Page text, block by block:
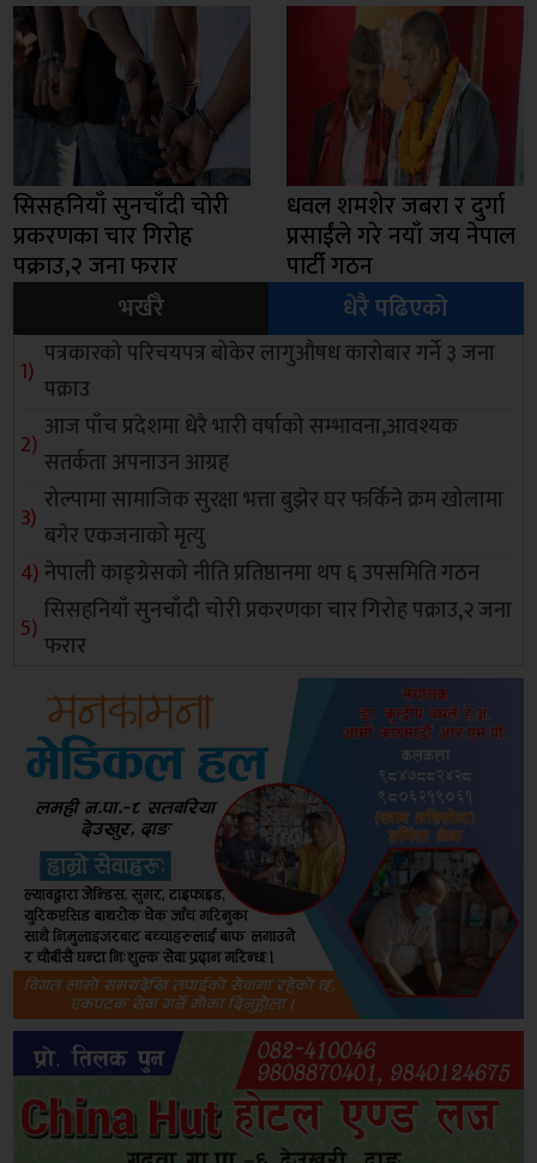
सिसहनियाँ सुनचाँदी चोरी
प्रकरणका चार गिरोह
पक्राउ,२ जना फरार
धवल शमशेर जबरा र दुर्गा
प्रसाईंले गरे नयाँ जय नेपाल
पार्टी गठन
भर्खरै
धेरै पढिएको
पत्रकारको परिचयपत्र बोकेर लागुऔषध कारोबार गर्ने ३ जना
पक्राउ
आज पाँच प्रदेशमा धेरै भारी वर्षाको सम्भावना,आवश्यक
सतर्कता अपनाउन आग्रह
रोल्पामा सामाजिक सुरक्षा भत्ता बुझेर घर फर्किने क्रम खोलामा
बगेर एकजनाको मृत्यु
नेपाली काङ्ग्रेसको नीति प्रतिष्ठानमा थप ६ उपसमिति गठन
सिसहनियाँ सुनचाँदी चोरी प्रकरणका चार गिरोह पक्राउ,२ जना
फरार